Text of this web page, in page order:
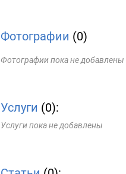
Фотографии (0)
Фотографии пока не добавлены
Услуги (0):
Услуги пока не добавлены